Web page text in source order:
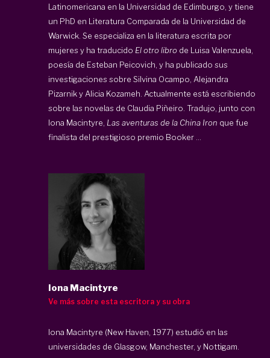
Latinomericana en la Universidad de Edimburgo, y tiene
un PhD en Literatura Comparada de la Universidad de
Warwick. Se especializa en la literatura escrita por
mujeres y ha traducido El otro libro de Luisa Valenzuela,
poesía de Esteban Peicovich, y ha publicado sus
investigaciones sobre Silvina Ocampo, Alejandra
Pizarnik y Alicia Kozameh. Actualmente está escribiendo
sobre las novelas de Claudia Piñeiro. Tradujo, junto con
Iona Macintyre, Las aventuras de la China Iron que fue
finalista del prestigioso premio Booker ...
Iona Macintyre
Ve más sobre esta escritora y su obra
Iona Macintyre (New Haven, 1977) estudió en las
universidades de Glasgow, Manchester, y Nottigam.